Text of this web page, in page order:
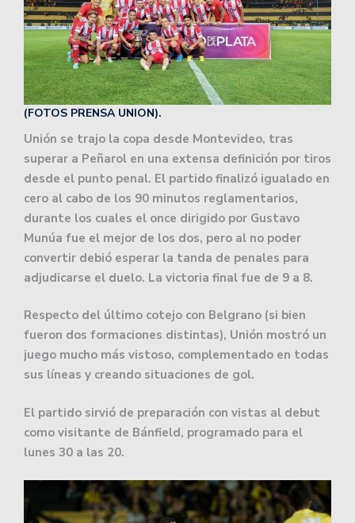
(FOTOS PRENSA UNION).
Unión se trajo la copa desde Montevideo, tras
superar a Peñarol en una extensa definición por tiros
desde el punto penal. El partido finalizó igualado en
cero al cabo de los 90 minutos reglamentarios,
durante los cuales el once dirigido por Gustavo
Munúa fue el mejor de los dos, pero al no poder
convertir debió esperar la tanda de penales para
adjudicarse el duelo. La victoria final fue de 9 a 8.
Respecto del último cotejo con Belgrano (si bien
fueron dos formaciones distintas), Unión mostró un
juego mucho más vistoso, complementado en todas
sus líneas y creando situaciones de gol.
El partido sirvió de preparación con vistas al debut
como visitante de Bánfield, programado para el
lunes 30 a las 20.